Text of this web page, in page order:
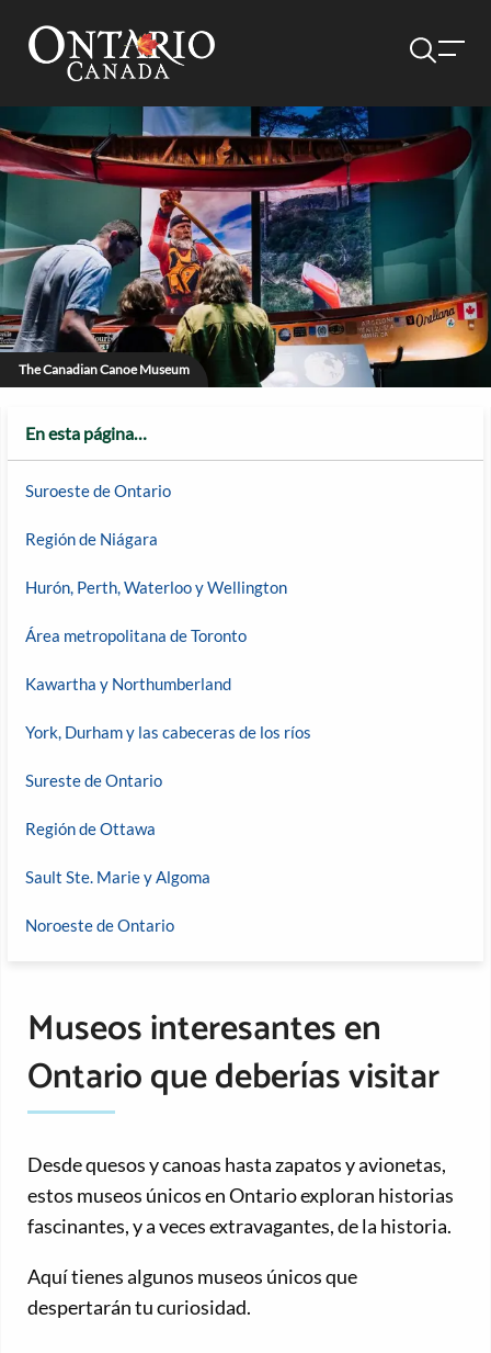
The Canadian Canoe Museum
En esta página…
Suroeste de Ontario
Región de Niágara
Hurón, Perth, Waterloo y Wellington
Área metropolitana de Toronto
Kawartha y Northumberland
York, Durham y las cabeceras de los ríos
Sureste de Ontario
Región de Ottawa
Sault Ste. Marie y Algoma
Noroeste de Ontario
Museos interesantes en
Ontario que deberías visitar
Desde quesos y canoas hasta zapatos y avionetas,
estos museos únicos en Ontario exploran historias
fascinantes, y a veces extravagantes, de la historia.
Aquí tienes algunos museos únicos que
despertarán tu curiosidad.